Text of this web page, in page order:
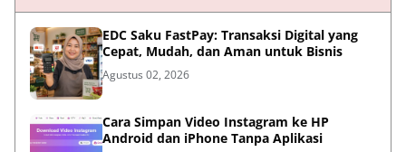
EDC Saku FastPay: Transaksi Digital yang
Cepat, Mudah, dan Aman untuk Bisnis
Agustus 02, 2026
Cara Simpan Video Instagram ke HP
Android dan iPhone Tanpa Aplikasi